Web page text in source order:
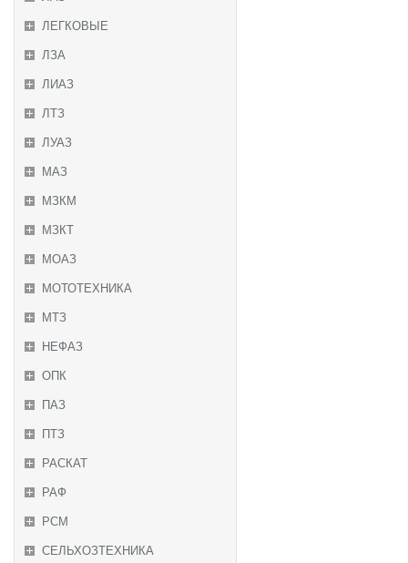
ЛЕГКОВЫЕ
ЛЗА
ЛИАЗ
ЛТЗ
ЛУАЗ
МАЗ
МЗКМ
МЗКТ
МОАЗ
МОТОТЕХНИКА
МТЗ
НЕФАЗ
ОПК
ПАЗ
ПТЗ
РАСКАТ
РАФ
РСМ
СЕЛЬХОЗТЕХНИКА